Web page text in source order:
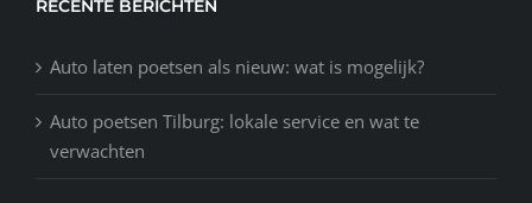
RECENTE BERICHTEN
Auto laten poetsen als nieuw: wat is mogelijk?
Auto poetsen Tilburg: lokale service en wat te
verwachten